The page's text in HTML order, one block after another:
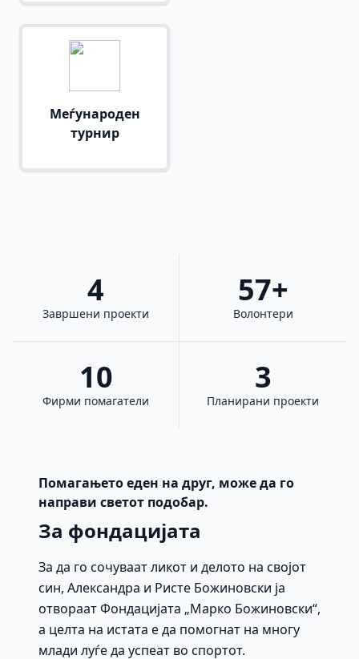
Меѓународен
турнир
4
Завршени проекти
57+
Волонтери
10
Фирми помагатели
3
Планирани проекти
Помагањето еден на друг, може да го
направи светот подобар.
За фондацијата
За да го сочуваат ликот и делото на својот
син, Александра и Ристе Божиновски ја
отвораат Фондацијата „Марко Божиновски“,
а целта на истата е да помогнат на многу
млади луѓе да успеат во спортот.